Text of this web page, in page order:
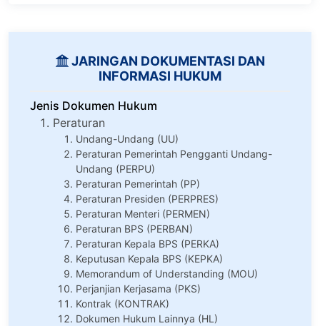
JARINGAN DOKUMENTASI DAN
INFORMASI HUKUM
Jenis Dokumen Hukum
Peraturan
Undang-Undang (UU)
Peraturan Pemerintah Pengganti Undang-
Undang (PERPU)
Peraturan Pemerintah (PP)
Peraturan Presiden (PERPRES)
Peraturan Menteri (PERMEN)
Peraturan BPS (PERBAN)
Peraturan Kepala BPS (PERKA)
Keputusan Kepala BPS (KEPKA)
Memorandum of Understanding (MOU)
Perjanjian Kerjasama (PKS)
Kontrak (KONTRAK)
Dokumen Hukum Lainnya (HL)